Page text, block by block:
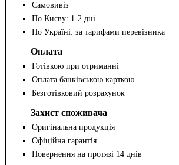
Самовивіз
По Києву: 1-2 дні
По Україні: за тарифами перевізника
Оплата
Готівкою при отриманні
Оплата банківською карткою
Безготівковий розрахунок
Захист споживача
Оригінальна продукція
Офіційна гарантія
Повернення на протязі 14 днів